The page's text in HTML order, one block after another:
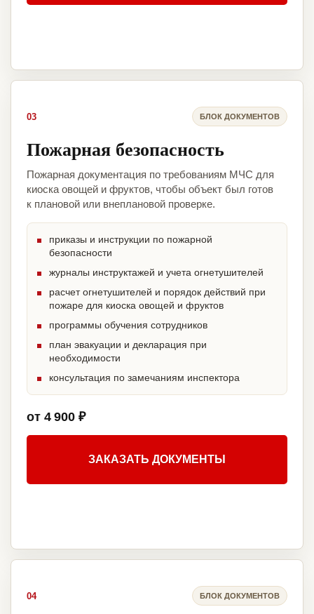
03 БЛОК ДОКУМЕНТОВ
Пожарная безопасность
Пожарная документация по требованиям МЧС для
киоска овощей и фруктов, чтобы объект был готов
к плановой или внеплановой проверке.
приказы и инструкции по пожарной
безопасности
журналы инструктажей и учета огнетушителей
расчет огнетушителей и порядок действий при
пожаре для киоска овощей и фруктов
программы обучения сотрудников
план эвакуации и декларация при
необходимости
консультация по замечаниям инспектора
от 4 900 ₽
ЗАКАЗАТЬ ДОКУМЕНТЫ
04 БЛОК ДОКУМЕНТОВ